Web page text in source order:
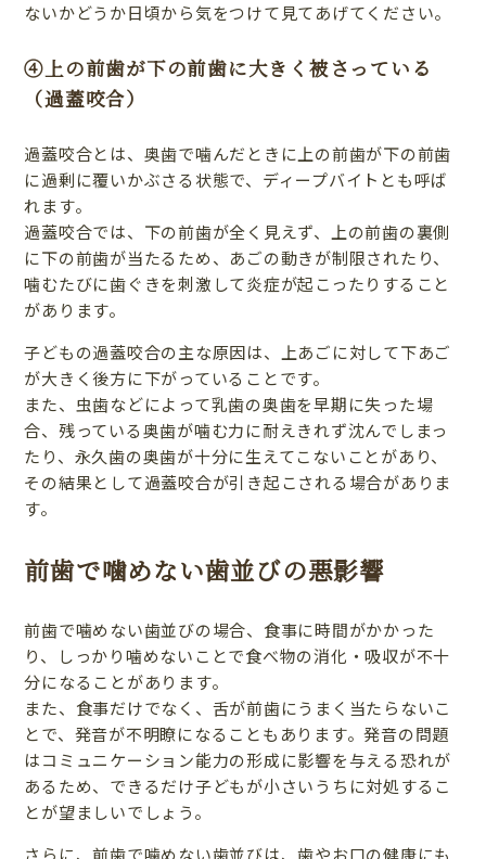
ないかどうか日頃から気をつけて見てあげてください。
④上の前歯が下の前歯に大きく被さっている
（過蓋咬合）
過蓋咬合とは、奥歯で噛んだときに上の前歯が下の前歯
に過剰に覆いかぶさる状態で、ディープバイトとも呼ば
れます。
過蓋咬合では、下の前歯が全く見えず、上の前歯の裏側
に下の前歯が当たるため、あごの動きが制限されたり、
噛むたびに歯ぐきを刺激して炎症が起こったりすること
があります。
子どもの過蓋咬合の主な原因は、上あごに対して下あご
が大きく後方に下がっていることです。
また、虫歯などによって乳歯の奥歯を早期に失った場
合、残っている奥歯が噛む力に耐えきれず沈んでしまっ
たり、永久歯の奥歯が十分に生えてこないことがあり、
その結果として過蓋咬合が引き起こされる場合がありま
す。
前歯で噛めない歯並びの悪影響
前歯で噛めない歯並びの場合、食事に時間がかかった
り、しっかり噛めないことで食べ物の消化・吸収が不十
分になることがあります。
また、食事だけでなく、舌が前歯にうまく当たらないこ
とで、発音が不明瞭になることもあります。発音の問題
はコミュニケーション能力の形成に影響を与える恐れが
あるため、できるだけ子どもが小さいうちに対処するこ
とが望ましいでしょう。